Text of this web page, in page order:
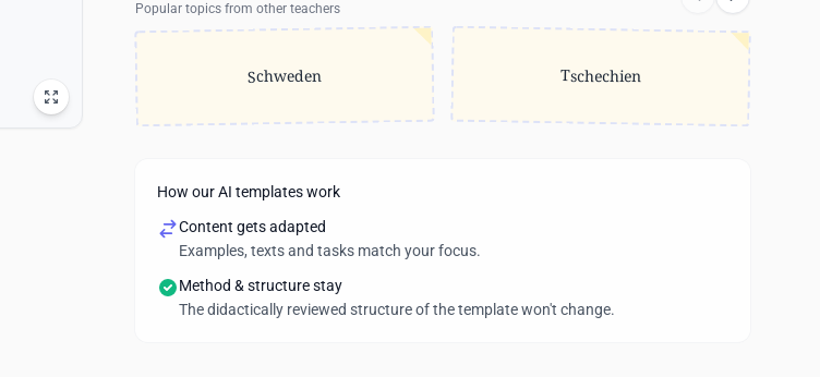
Popular topics from other teachers
Schweden Tschechien
How our AI templates work
Content gets adapted
Examples, texts and tasks match your focus.
Method & structure stay
The didactically reviewed structure of the template won't change.